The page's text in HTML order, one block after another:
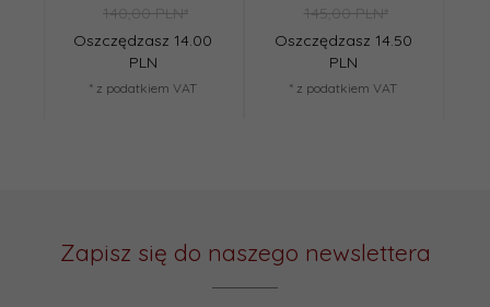
140,00 PLN*
Oszczędzasz 14.00
PLN
* z podatkiem VAT
145,00 PLN*
Oszczędzasz 14.50
PLN
* z podatkiem VAT
Zapisz się do naszego newslettera